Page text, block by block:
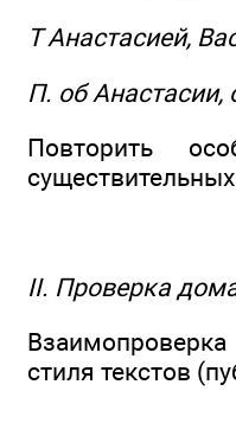
Т Анастасией,
П. об Анастасии,
Повторить
II. Проверка
стиля текстов